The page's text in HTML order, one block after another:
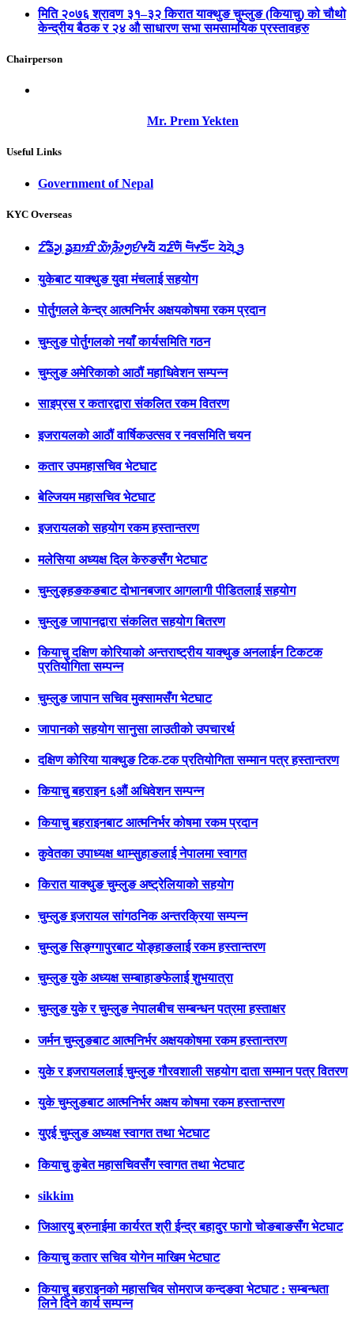
मिति २०७६ श्रावण ३१–३२ किरात याक्थुङ चुम्लुङ (कियाचु) को चौथो
केन्द्रीय बैठक र २४ औ साधारण सभा समसामयिक प्रस्तावहरु
Chairperson
Mr. Prem Yekten
Useful Links
Government of Nepal
KYC Overseas
ᤁᤡᤕᤠᤆᤢ ᤕᤢᤀᤣᤀᤡ ᤑᤥ᤹ᤌᤥᤛᤢᤎᤡᤶᤔᤠ ᤔᤏᤡᤛᤠ ᤗᤠᤶᤍᤠ᤺ᤰ ᤔᤧᤔᤧᤳᤋᤢ
युकेबाट याक्थुङ युवा मंचलाई सहयोग
पोर्तुगलले केन्द्र आत्मनिर्भर अक्षयकोषमा रकम प्रदान
चुम्लुङ पोर्तुगलको नयाँ कार्यसमिति गठन
चुम्लुङ अमेरिकाको आठौं महाधिवेशन सम्पन्न
साइप्रस र कतारद्वारा संकलित रकम वितरण
इजरायलको आठौं वार्षिकउत्सव र नवसमिति चयन
कतार उपमहासचिव भेटघाट
बेल्जियम महासचिव भेटघाट
इजरायलको सहयोग रकम हस्तान्तरण
मलेसिया अध्यक्ष दिल केरुङसँग भेटघाट
चुम्लुङ्हङकङबाट दोभानबजार आगलागी पीडितलाई सहयोग
चुम्लुङ जापानद्वारा संकलित सहयोग बितरण
कियाचु दक्षिण कोरियाको अन्तराष्ट्रीय याक्थुङ अनलाईन टिकटक
प्रतियोगिता सम्पन्न
चुम्लुङ जापान सचिव मुक्सामसँग भेटघाट
जापानको सहयोग सानुसा लाउतीको उपचारर्थ
दक्षिण कोरिया याक्थुङ टिक-टक प्रतियोगिता सम्मान पत्र हस्तान्तरण
कियाचु बहराइन ६औं अधिवेशन सम्पन्न
कियाचु बहराइनबाट आत्मनिर्भर कोषमा रकम प्रदान
कुवेतका उपाध्यक्ष थाम्सुहाङलाई नेपालमा स्वागत
किरात याक्थुङ चुम्लुङ अष्ट्रेलियाको सहयोग
चुम्लुङ इजरायल सांगठनिक अन्तरक्रिया सम्पन्न
चुम्लुङ सिङ्ग्गापुरबाट योङ्हाङलाई रकम हस्तान्तरण
चुम्लुङ युके अध्यक्ष सम्बाहाङफेलाई शुभयात्रा
चुम्लुङ युके र चुम्लुङ नेपालबीच सम्बन्धन पत्रमा हस्ताक्षर
जर्मन चुम्लुङबाट आत्मनिर्भर अक्षयकोषमा रकम हस्तान्तरण
युके र इजरायललाई चुम्लुङ गौरवशाली सहयोग दाता सम्मान पत्र वितरण
युके चुम्लुङबाट आत्मनिर्भर अक्षय कोषमा रकम हस्तान्तरण
युएई चुम्लुङ अध्यक्ष स्वागत तथा भेटघाट
कियाचु कुबेत महासचिवसँग स्वागत तथा भेटघाट
sikkim
जिआरयु ब्रुनाईमा कार्यरत श्री ईन्द्र बहादुर फागो चोङबाङसँग भेटघाट
कियाचु कतार सचिव योगेन माखिम भेटघाट
कियाचु बहराइनको महासचिव सोमराज कन्दङवा भेटघाट : सम्बन्धता
लिने दिने कार्य सम्पन्न